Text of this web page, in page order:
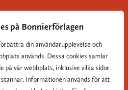
på Bonnierförlagen
din användarupplevelse och
används. Dessa cookies samlar
på vår webbplats, inklusive vilka sidor
stannar. Informationen används för att
Cookies